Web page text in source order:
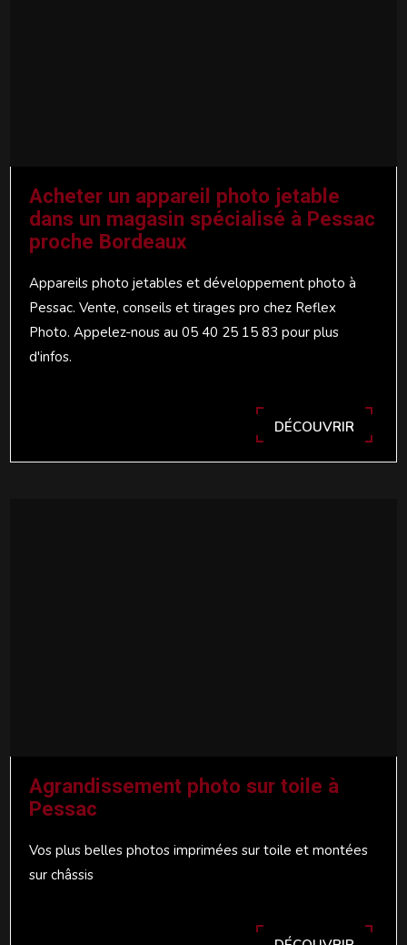
Acheter un appareil photo jetable
dans un magasin spécialisé à Pessac
proche Bordeaux
Appareils photo jetables et développement photo à
Pessac. Vente, conseils et tirages pro chez Reflex
Photo. Appelez-nous au 05 40 25 15 83 pour plus
d'infos.
DÉCOUVRIR
Agrandissement photo sur toile à
Pessac
Vos plus belles photos imprimées sur toile et montées
sur châssis